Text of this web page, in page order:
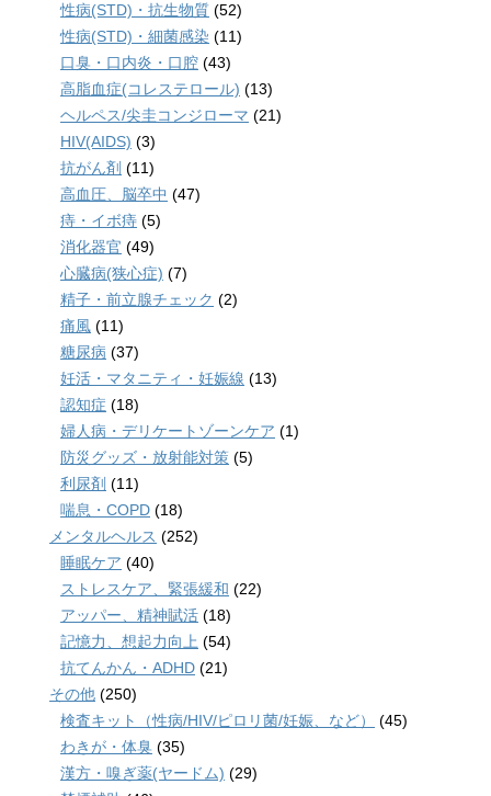
性病(STD)・抗生物質 (52)
性病(STD)・細菌感染 (11)
口臭・口内炎・口腔 (43)
高脂血症(コレステロール) (13)
ヘルペス/尖圭コンジローマ (21)
HIV(AIDS) (3)
抗がん剤 (11)
高血圧、脳卒中 (47)
痔・イボ痔 (5)
消化器官 (49)
心臓病(狭心症) (7)
精子・前立腺チェック (2)
痛風 (11)
糖尿病 (37)
妊活・マタニティ・妊娠線 (13)
認知症 (18)
婦人病・デリケートゾーンケア (1)
防災グッズ・放射能対策 (5)
利尿剤 (11)
喘息・COPD (18)
メンタルヘルス (252)
睡眠ケア (40)
ストレスケア、緊張緩和 (22)
アッパー、精神賦活 (18)
記憶力、想起力向上 (54)
抗てんかん・ADHD (21)
その他 (250)
検査キット（性病/HIV/ピロリ菌/妊娠、など）
(45)
わきが・体臭 (35)
漢方・嗅ぎ薬(ヤードム) (29)